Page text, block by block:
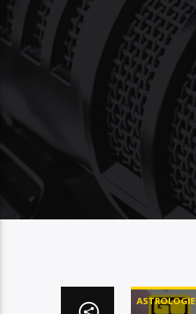
ASTROLOGIE